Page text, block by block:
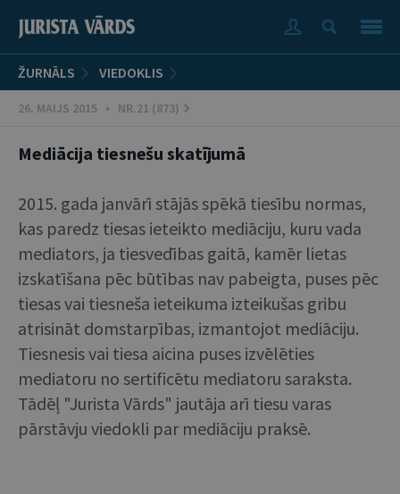
ŽURNĀLS VIEDOKLIS
26. MAIJS 2015 • NR.21 (873)
Mediācija tiesnešu skatījumā
2015. gada janvārī stājās spēkā tiesību normas,
kas paredz tiesas ieteikto mediāciju, kuru vada
mediators, ja tiesvedības gaitā, kamēr lietas
izskatīšana pēc būtības nav pabeigta, puses pēc
tiesas vai tiesneša ieteikuma izteikušas gribu
atrisināt domstarpības, izmantojot mediāciju.
Tiesnesis vai tiesa aicina puses izvēlēties
mediatoru no sertificētu mediatoru saraksta.
Tādēļ "Jurista Vārds" jautāja arī tiesu varas
pārstāvju viedokli par mediāciju praksē.